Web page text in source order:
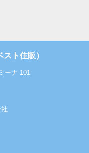
ト住販）
ーナ 101